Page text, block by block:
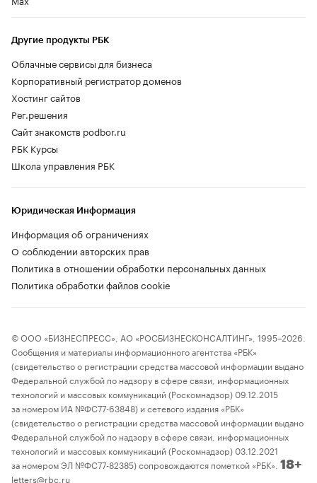
Другие продукты РБК
Облачные сервисы для бизнеса
Корпоративный регистратор доменов
Хостинг сайтов
Рег.решения
Сайт знакомств podbor.ru
РБК Курсы
Школа управления РБК
Юридическая Информация
Информация об ограничениях
О соблюдении авторских прав
Политика в отношении обработки персональных данных
Политика обработки файлов cookie
© ООО «БИЗНЕСПРЕСС», АО «РОСБИЗНЕСКОНСАЛТИНГ», 1995–2026.
Сообщения и материалы информационного агентства «РБК»
(свидетельство о регистрации средства массовой информации выдано
Федеральной службой по надзору в сфере связи, информационных
технологий и массовых коммуникаций (Роскомнадзор) 09.12.2015
за номером ИА №ФС77-63848) и сетевого издания «РБК»
(свидетельство о регистрации средства массовой информации выдано
Федеральной службой по надзору в сфере связи, информационных
технологий и массовых коммуникаций (Роскомнадзор) 03.12.2021
за номером ЭЛ №ФС77-82385) сопровождаются пометкой «РБК». 18+
letters@rbc.ru